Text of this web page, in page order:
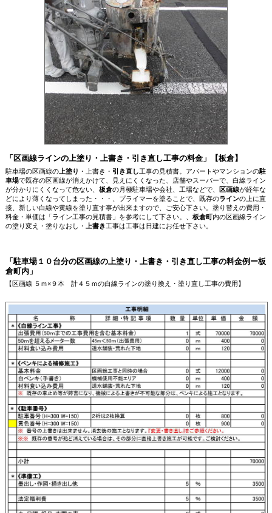
「区画線ラインの上塗り・上書き・引き直し工事の料金」【板倉】
駐車場の区画線の上塗り ・上書き・ 引き直し工事の見積書。アパートやマンションの駐
車場で既存の区画線が消えかけて、見えにくくなった、店舗やスーパーで、白線ライン
が分かりにくくなって危ない、 板倉の月極駐車場や会社、工場などで、 区画線が経年な
どにより薄くなってしまった・・・、プライマーを塗ることで、既存のラインの上に直
接、新しい白線や黄線を塗り直す事が出来ますので、ご安心下さい。塗り替えの費用・
料金・単価は「ライン工事の見積書」を参考にして下さい。、 板倉町内の区画線ライン
の塗り変え・塗りなおし・
上書き 工事は工事は日建にお任せ下さい。
「駐車場１０台分の区画線の上塗り・上書き・引き直し工事の料金例ー板
倉町内」
【区画線 ５ｍ×９本 計４５ｍの白線ラインの塗り換え・塗り直し工事の費用】